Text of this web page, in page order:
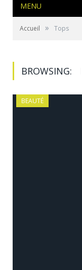
MENU
Accueil » Tops
BROWSING:
BEAUTÉ